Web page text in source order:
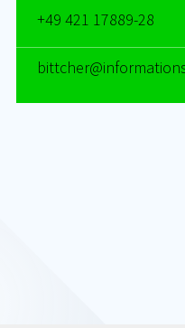
+49 421 17889-28